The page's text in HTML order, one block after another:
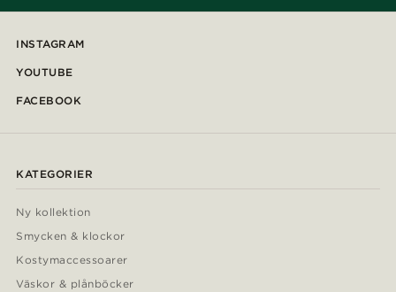
INSTAGRAM
YOUTUBE
FACEBOOK
KATEGORIER
Ny kollektion
Smycken & klockor
Kostymaccessoarer
Väskor & plånböcker